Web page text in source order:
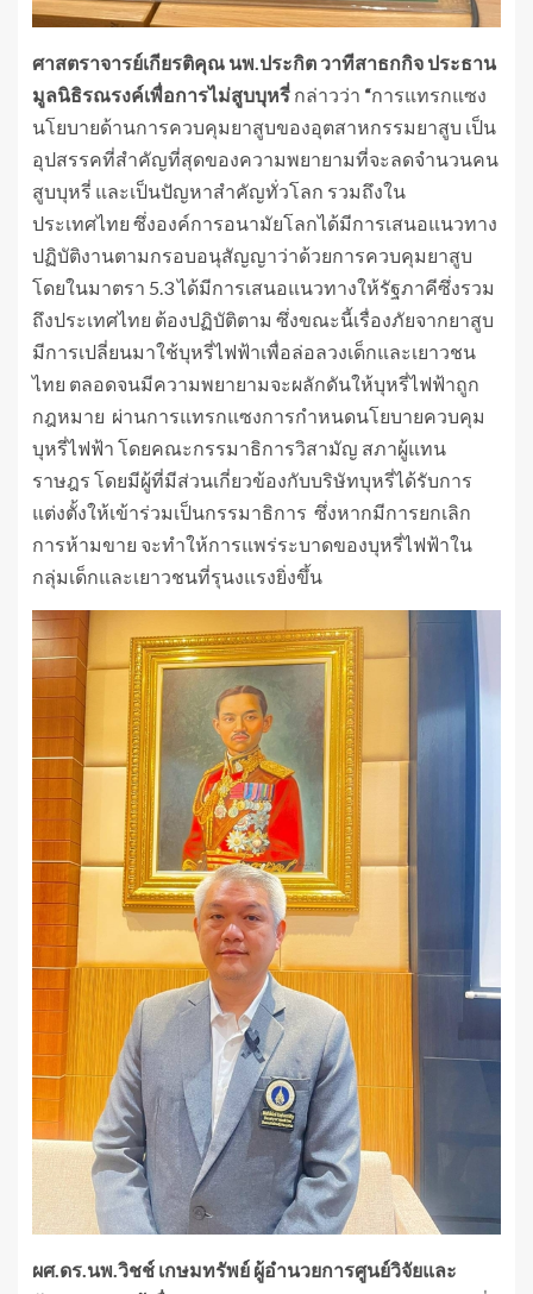
ศาสตราจารย์เกียรติคุณ นพ.ประกิต วาทีสาธกกิจ ประธาน
มูลนิธิรณรงค์เพื่อการไม่สูบบุหรี่ กล่าวว่า “การแทรกแซง
นโยบายด้านการควบคุมยาสูบของอุตสาหกรรมยาสูบ เป็น
อุปสรรคที่สำคัญที่สุดของความพยายามที่จะลดจำนวนคน
สูบบุหรี่ และเป็นปัญหาสำคัญทั่วโลก รวมถึงใน
ประเทศไทย ซึ่งองค์การอนามัยโลกได้มีการเสนอแนวทาง
ปฏิบัติงานตามกรอบอนุสัญญาว่าด้วยการควบคุมยาสูบ
โดยในมาตรา 5.3 ได้มีการเสนอแนวทางให้รัฐภาคีซึ่งรวม
ถึงประเทศไทย ต้องปฏิบัติตาม ซึ่งขณะนี้เรื่องภัยจากยาสูบ
มีการเปลี่ยนมาใช้บุหรี่ไฟฟ้าเพื่อล่อลวงเด็กและเยาวชน
ไทย ตลอดจนมีความพยายามจะผลักดันให้บุหรี่ไฟฟ้าถูก
กฎหมาย ผ่านการแทรกแซงการกำหนดนโยบายควบคุม
บุหรี่ไฟฟ้า โดยคณะกรรมาธิการวิสามัญ สภาผู้แทน
ราษฎร โดยมีผู้ที่มีส่วนเกี่ยวข้องกับบริษัทบุหรี่ได้รับการ
แต่งตั้งให้เข้าร่วมเป็นกรรมาธิการ ซึ่งหากมีการยกเลิก
การห้ามขาย จะทำให้การแพร่ระบาดของบุหรี่ไฟฟ้าใน
กลุ่มเด็กและเยาวชนที่รุนงแรงยิ่งขึ้น
ผศ.ดร.นพ.วิชช์ เกษมทรัพย์ ผู้อำนวยการศูนย์วิจัยและ